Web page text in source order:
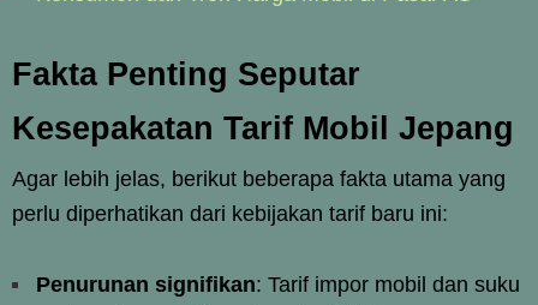
Fakta Penting Seputar
Kesepakatan Tarif Mobil Jepang
Agar lebih jelas, berikut beberapa fakta utama yang
perlu diperhatikan dari kebijakan tarif baru ini:
Penurunan signifikan: Tarif impor mobil dan suku